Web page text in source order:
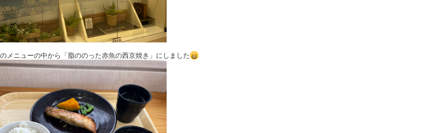
メニューの中から「脂ののった赤魚の西京焼き」にしました